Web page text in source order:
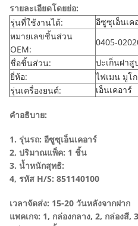
รายละเอียดโดยย่อ:
รุ่นที่ใช้งานได้:
อีซูซุเอ็นเค
หมายเลขชิ้นส่วน
OEM:
0405-
ชื่อชิ้นส่วน:
ปะเก็นฝาสู
ยี่ห้อ:
ไฟเมน มูโ
รุ่นเครื่องยนต์:
เอ็นเคอาร์
คำอธิบาย:
1. รุ่นรถ: อีซูซุเอ็นเคอาร์
2, ปริมาณแพ็ค: 1 ชิ้น
3. น้ำหนักสุทธิ:
4, รหัส H/S: 851140100
เวลาจัดส่ง: 15-20 วันหลังจากฝาก
แพคเกจ: 1, กล่องกลาง, 2, กล่องสี,